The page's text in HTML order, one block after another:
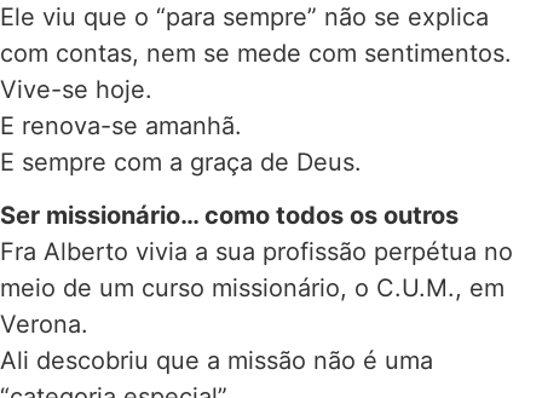
Ele viu que o “para sempre” não se explica
com contas, nem se mede com sentimentos.
Vive-se hoje.
E renova-se amanhã.
E sempre com a graça de Deus.
Ser missionário… como todos os outros
Fra Alberto vivia a sua profissão perpétua no
meio de um curso missionário, o C.U.M., em
Verona.
Ali descobriu que a missão não é uma